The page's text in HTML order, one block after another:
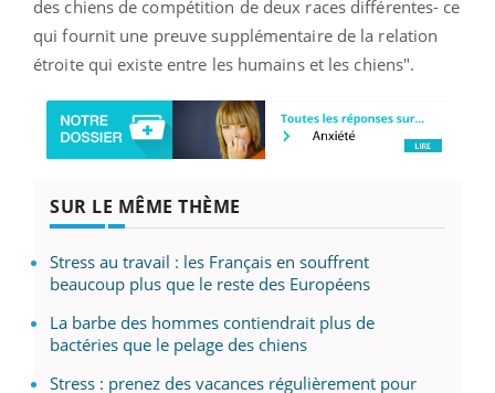
des chiens de compétition de deux races différentes- ce
qui fournit une preuve supplémentaire de la relation
étroite qui existe entre les humains et les chiens".
SUR LE MÊME THÈME
Stress au travail : les Français en souffrent
beaucoup plus que le reste des Européens
La barbe des hommes contiendrait plus de
bactéries que le pelage des chiens
Stress : prenez des vacances régulièrement pour